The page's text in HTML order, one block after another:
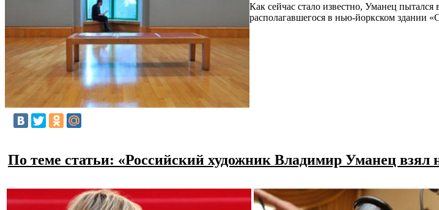
Как сейчас стало известно, Уманец
располагавшегося в нью-йоркском здании
По теме статьи: «Российский художник Владимир Уманец взял